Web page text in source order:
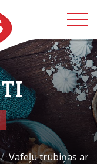
Vafeļu trubiņas ar